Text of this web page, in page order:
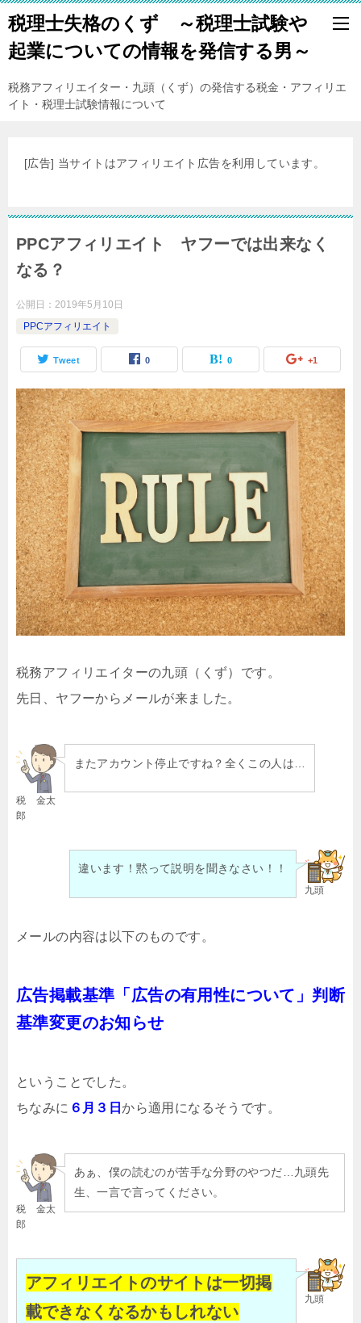
税理士失格のくず ～税理士試験や
起業についての情報を発信する男～
税務アフィリエイター・九頭（くず）の発信する税金・アフィリエ
イト・税理士試験情報について
[広告] 当サイトはアフィリエイト広告を利用しています。
PPCアフィリエイト ヤフーでは出来なく
なる？
公開日： 2019年5月10日
PPCアフィリエイト
Tweet 0 0 +1
税務アフィリエイターの九頭（くず）です。
先日、ヤフーからメールが来ました。
税 金太
郎
またアカウント停止ですね？全くこの人は…
九頭
違います！黙って説明を聞きなさい！！
メールの内容は以下のものです。
広告掲載基準「広告の有用性について」判断
基準変更のお知らせ
ということでした。
ちなみに ６月３日から適用になるそうです。
税 金太
郎
あぁ、僕の読むのが苦手な分野のやつだ…九頭先
生、一言で言ってください。
九頭
アフィリエイトのサイトは一切掲
載できなくなるかもしれない